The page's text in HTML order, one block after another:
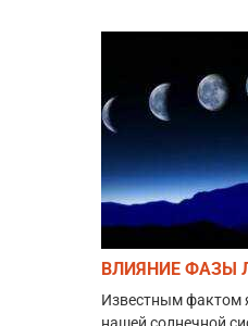
ВЛИЯНИЕ ФАЗЫ
Известным фактом